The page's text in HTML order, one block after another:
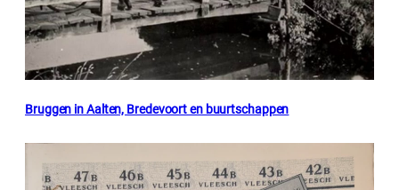
Bruggen in Aalten, Bredevoort en buurtschappen